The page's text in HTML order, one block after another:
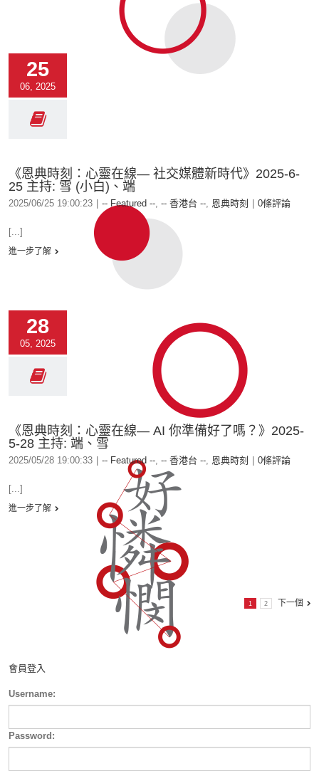
25
06, 2025
《恩典時刻：心靈在線— 社交媒體新時代》2025-6-
25 主持: 雪 (小白)、端
2025/06/25 19:00:23 -- Featured --, -- 香港台 --, 恩典時刻 0條評論
[...]
進一步了解
28
05, 2025
《恩典時刻：心靈在線— AI 你準備好了嗎？》2025-
5-28 主持: 端、雪
2025/05/28 19:00:33 -- Featured --, -- 香港台 --, 恩典時刻 0條評論
[...]
進一步了解
1 2 下一個
會員登入
Username:
Password: